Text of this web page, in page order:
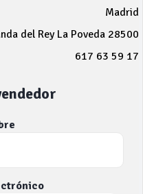
Madrid
del Rey La Poveda 28500
617 63 59 17